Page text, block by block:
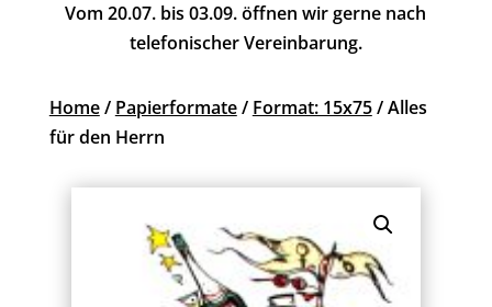
Vom 20.07. bis 03.09. öffnen wir gerne nach
telefonischer Vereinbarung.
Home/ Papierformate/ Format: 15x75/ Alles
für den Herrn